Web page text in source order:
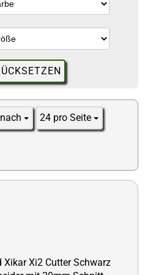
nach 24 pro Seite
pro Seite